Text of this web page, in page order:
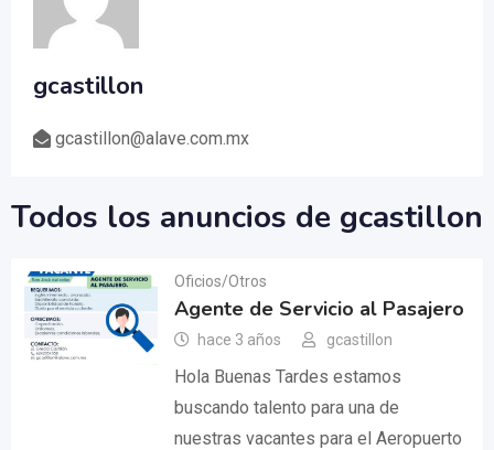
gcastillon
gcastillon@alave.com.mx
Todos los anuncios de gcastillon
Oficios/Otros
Agente de Servicio al Pasajero
hace 3 años gcastillon
Hola Buenas Tardes estamos
buscando talento para una de
nuestras vacantes para el Aeropuerto